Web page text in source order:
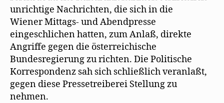
unrichtige Nachrichten, die sich in die
Wiener Mittags- und Abendpresse
eingeschlichen hatten, zum Anlaß, direkte
Angriffe gegen die österreichische
Bundesregierung zu richten. Die Politische
Korrespondenz sah sich schließlich veranlaßt,
gegen diese Pressetreiberei Stellung zu
nehmen.